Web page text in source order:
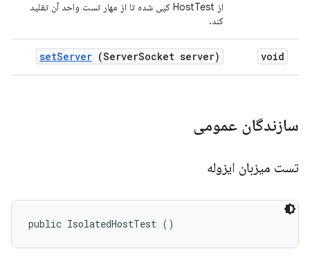
از HostTest کپی شده تا از مهار تست واحد آن تقلید
کند.
void
setServer (ServerSocket server)
سازندگان عمومی
تست میزبان ایزوله
public IsolatedHostTest ()